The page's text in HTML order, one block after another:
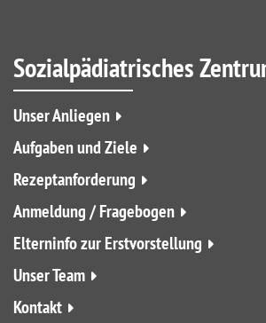
Sozialpädiatrisches
Unser Anliegen
Aufgaben und Ziele
Rezeptanforderung
Anmeldung / Fragebogen
Elterninfo zur Erstvorstellung
Unser Team
Kontakt